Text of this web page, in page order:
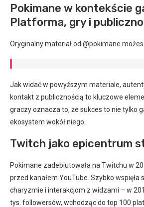
Pokimane w kontekście
Platforma, gry i
Oryginalny materiał od @pokimane
Jak widać w powyższym materiale,
kontakt z publicznością to kluczowe
graczy oznacza to, że sukces to nie tylko
ekosystem wokół niego.
Twitch jako epicentrum
Pokimane zadebiutowała na Twitchu w
przed kanałem YouTube. Szybko wspięła
charyzmie i interakcjom z widzami – w
tys. followersów, wchodząc do top 100